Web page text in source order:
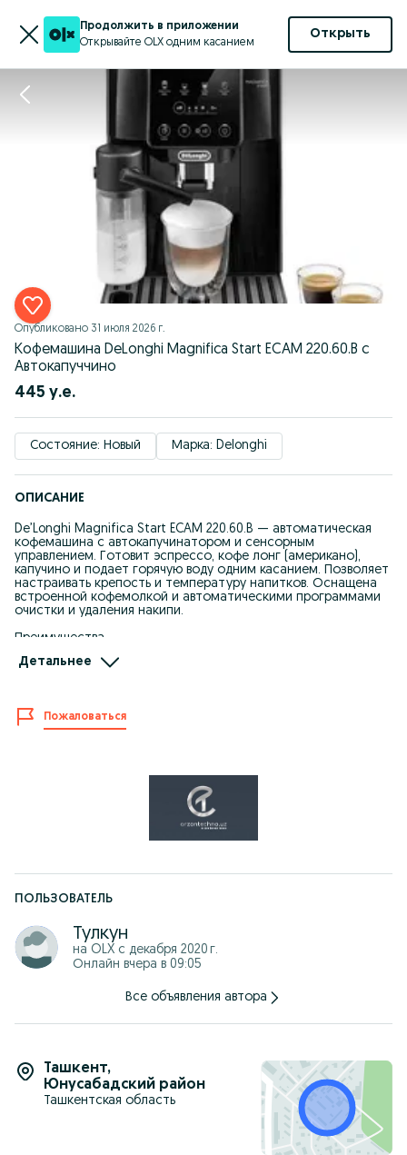
Продолжить в приложении
Открывайте OLX одним касанием
Открыть
Опубликовано 31 июля 2026 г.
Кофемашина DeLonghi Magnifica Start ECAM 220.60.B с
Автокапуччино
445 у.е.
Состояние: Новый Марка: Delonghi
ОПИСАНИЕ
De’Longhi Magnifica Start ECAM 220.60.B — автоматическая
кофемашина с автокапучинатором и сенсорным
управлением. Готовит эспрессо, кофе лонг (американо),
капучино и подает горячую воду одним касанием. Позволяет
настраивать крепость и температуру напитков. Оснащена
встроенной кофемолкой и автоматическими программами
очистки и удаления накипи.
Преимущества
- Автокапучинатор со съёмным молочным кувшином
- Автоматическая очистка и автоотключение
- Компактный корпус и современный дизайн
Габариты (ВхШхГ): 35 × 24 × 44 см
Гарантия: 36 месяцев
Детальнее
Пожаловаться
ПОЛЬЗОВАТЕЛЬ
Тулкун
на OLX с декабря 2020 г.
Онлайн вчера в 09:05
Все объявления автора
Ташкент,
Юнусабадский район
Ташкентская область